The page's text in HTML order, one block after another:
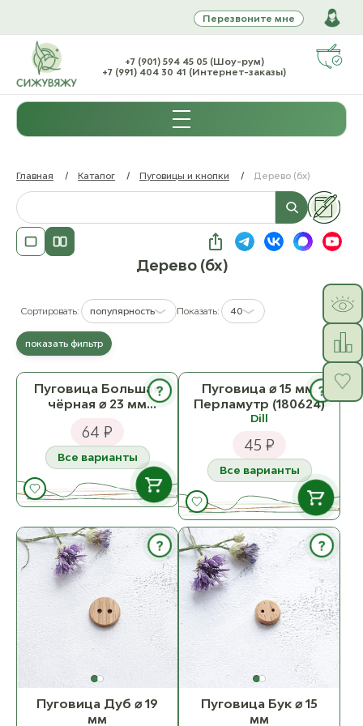
Перезвоните мне
+7 (901) 594 45 05 (Шоу-рум)
+7 (991) 404 30 41 (Интернет-заказы)
Главная / Каталог / Пуговицы и кнопки / Дерево (бх)
Дерево (бх)
показать фильтр
Сортировать: популярность Показать: 40
Пуговица Большая
чёрная ⌀ 23 мм
?
64 ₽
Все варианты
Пуговица
Большая чёрная ⌀
23 мм (CB1208B01)
ост. 3
К товару
Пуговица ⌀ 15 мм.
Перламутр (180624)
Dill
?
45 ₽
Все варианты
В НАЛИЧИИ
Dill Пуговица ⌀ 15
мм. Перламутр
ост. 25
К товару
Пуговица Дуб ⌀ 19
мм
?
Пуговица Бук ⌀ 15
мм
?